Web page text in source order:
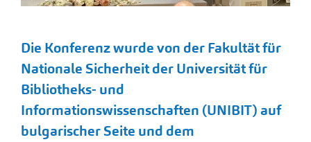
Die Konferenz wurde von der Fakultät für
Nationale Sicherheitder Universität für
Bibliotheks- und
Informationswissenschaften (UNIBIT)auf
bulgarischer Seite und dem